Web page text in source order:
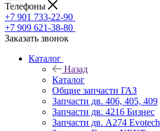
Телефоны
+7 901 733-22-90
+7 909 621-38-80
Заказать звонок
Каталог
Назад
Каталог
Общие запчасти ГАЗ
Запчасти дв. 406, 405, 409
Запчасти дв. 4216 Бизнес
Запчасти дв. A274 Evotech